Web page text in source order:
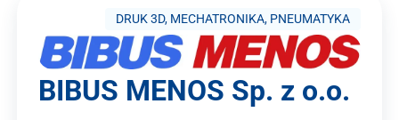
DRUK 3D, MECHATRONIKA, PNEUMATYKA
BIBUS MENOS Sp. z o.o.